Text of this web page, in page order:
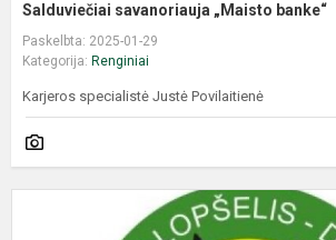
Salduviečiai savanoriauja „Maisto banke“
Paskelbta: 2025-01-29
Kategorija: Renginiai
Karjeros specialistė Justė Povilaitienė